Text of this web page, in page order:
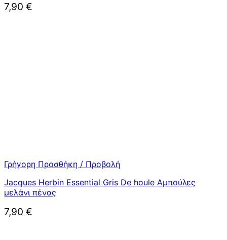
7,90 €
Γρήγορη Προσθήκη / Προβολή
Jacques Herbin Essential Gris De houle Αμπούλες
μελάνι πένας
7,90 €